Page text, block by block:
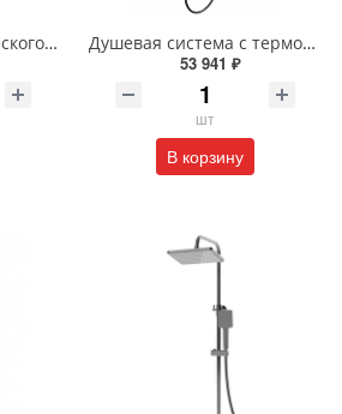
Лейка для гигиенического душа Wonzon & Woghand WW-88PQ02-MB черная матовая
Душевая система с термостатом Wonzon & Woghand WW-C3017-A1-BGG темный графит
53 941 ₽
шт
В корзину